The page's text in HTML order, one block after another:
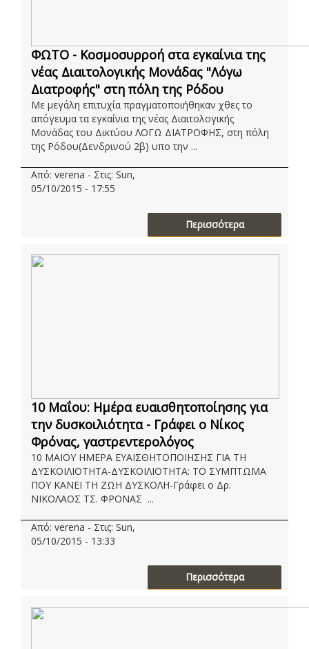
ΦΩΤΟ - Κοσμοσυρροή στα εγκαίνια της
νέας Διαιτολογικής Μονάδας "Λόγω
Διατροφής" στη πόλη της Ρόδου
Με μεγάλη επιτυχία πραγματοποιήθηκαν χθες το
απόγευμα τα εγκαίνια της νέας Διαιτολογικής
Μονάδας του Δικτύου ΛΟΓΩ ΔΙΑΤΡΟΦΗΣ, στη πόλη
της Ρόδου(Δενδρινού 2β) υπο την ...
Από: verena - Στις: Sun,
05/10/2015 - 17:55
Περισσότερα
10 Μαΐου: Ημέρα ευαισθητοποίησης για
την δυσκοιλιότητα - Γράφει ο Νίκος
Φρόνας, γαστρεντερολόγος
10 MAIOY HMEΡΑ ΕΥΑΙΣΘΗΤΟΠΟΙΗΣΗΣ ΓΙΑ ΤΗ
ΔΥΣΚΟΙΛΙΟΤΗΤΑ-ΔΥΣΚΟΙΛΙΟΤΗΤΑ: ΤΟ ΣΥΜΠΤΩΜΑ
ΠΟΥ ΚΑΝΕΙ ΤΗ ΖΩΗ ΔΥΣΚΟΛΗ-Γράφει ο Δρ.
ΝΙΚΟΛΑΟΣ ΤΣ. ΦΡΟΝΑΣ ...
Από: verena - Στις: Sun,
05/10/2015 - 13:33
Περισσότερα